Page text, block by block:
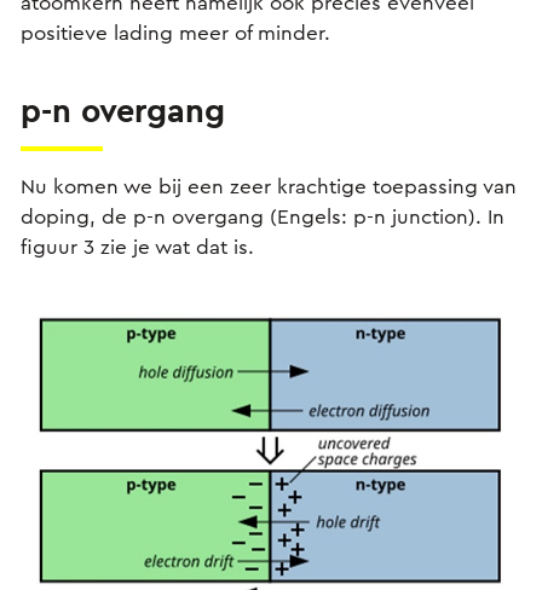
positieve lading meer of minder.
p-n overgang
Nu komen we bij een zeer krachtige toepassing van
doping, de p-n overgang (Engels: p-n junction). In
figuur 3 zie je wat dat is.